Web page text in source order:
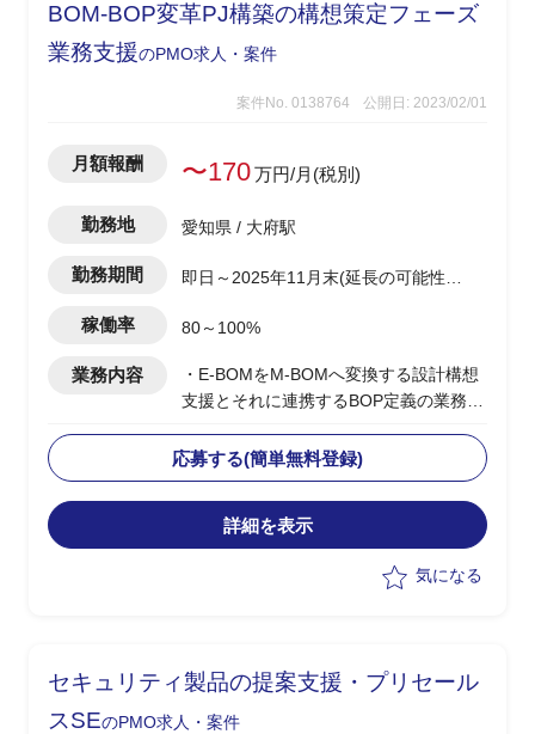
BOM-BOP変革PJ構築の構想策定フェーズ
業務支援のPMO求人・案件
案件No. 0138764 公開日: 2023/02/01
月額報酬 〜170万円/月(税別)
勤務地 愛知県 / 大府駅
勤務期間
即日～2025年11月末(延長の可能性有
稼働率 80～100%
業務内容
・E-BOMをM-BOMへ変換する設計構想
支援とそれに連携するBOP定義の業務支
-現状分析と課題の明確化、目的や目
標設定
-設計・製造担当者へのヒアリングの
実施/課題整理/優先順位付け
-M-BOM必要情報の洗い出し
ル、ルール整備の支援
応募する(簡単無料登録)
詳細を表示
気になる
セキュリティ製品の提案支援・プリセール
スSEのPMO求人・案件